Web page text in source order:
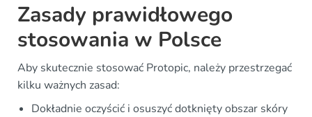
Zasady prawidłowego
stosowania w Polsce
Aby skutecznie stosować Protopic, należy przestrzegać
kilku ważnych zasad:
Dokładnie oczyścić i osuszyć dotknięty obszar skóry